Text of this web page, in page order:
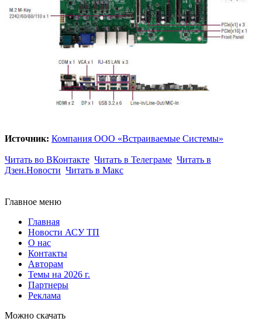
Источник: Компания ООО «Встраиваемые Системы»
Читать во ВКонтакте Читать в Телеграме Читать в
Дзен.Новости Читать в Макс
Главное меню
Главная
Новости АСУ ТП
О нас
Контакты
Авторам
Темы на 2026 г.
Партнеры
Реклама
Можно скачать